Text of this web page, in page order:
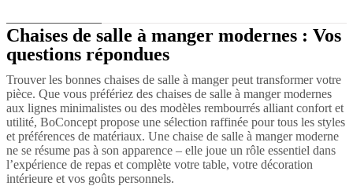
Chaises de salle à manger modernes : Vos
questions répondues
Trouver les bonnes chaises de salle à manger peut transformer votre
pièce. Que vous préfériez des chaises de salle à manger modernes
aux lignes minimalistes ou des modèles rembourrés alliant confort et
utilité, BoConcept propose une sélection raffinée pour tous les styles
et préférences de matériaux. Une chaise de salle à manger moderne
ne se résume pas à son apparence – elle joue un rôle essentiel dans
l’expérience de repas et complète votre table, votre décoration
intérieure et vos goûts personnels.